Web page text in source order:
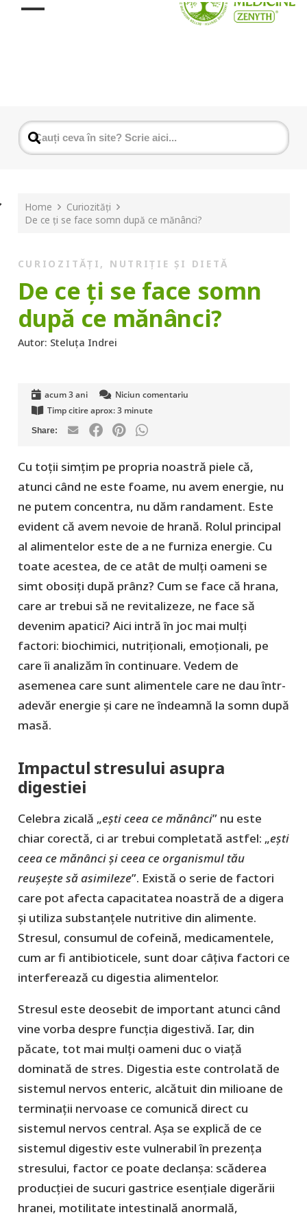
Home
Curiozități
De ce ți se face somn după ce mănânci?
CURIOZITĂȚI , NUTRIȚIE ȘI DIETĂ
De ce ți se face somn
după ce mănânci?
Autor: Steluța Indrei
acum 3 ani
Niciun comentariu
Timp citire aprox: 3 minute
Cu toții simțim pe propria noastră piele că,
atunci când ne este foame, nu avem energie, nu
ne putem concentra, nu dăm randament. Este
evident că avem nevoie de hrană. Rolul principal
al alimentelor este de a ne furniza energie. Cu
toate acestea, de ce atât de mulți oameni se
simt obosiți după prânz? Cum se face că hrana,
care ar trebui să ne revitalizeze, ne face să
devenim apatici? Aici intră în joc mai mulți
factori: biochimici, nutriționali, emoționali, pe
care îi analizăm în continuare. Vedem de
asemenea care sunt alimentele care ne dau într-
adevăr energie și care ne îndeamnă la somn după
masă.
Impactul stresului asupra
digestiei
Celebra zicală „ești ceea ce mănânci” nu este
chiar corectă, ci ar trebui completată astfel: „ești
ceea ce mănânci și ceea ce organismul tău
reușește să asimileze”. Există o serie de factori
care pot afecta capacitatea noastră de a digera
și utiliza substanțele nutritive din alimente.
Stresul, consumul de cofeină, medicamentele,
cum ar fi antibioticele, sunt doar câțiva factori ce
interferează cu digestia alimentelor.
Stresul este deosebit de important atunci când
vine vorba despre funcția digestivă. Iar, din
păcate, tot mai mulți oameni duc o viață
dominată de stres. Digestia este controlată de
sistemul nervos enteric, alcătuit din milioane de
terminații nervoase ce comunică direct cu
sistemul nervos central. Așa se explică de ce
sistemul digestiv este vulnerabil în prezența
stresului, factor ce poate declanșa: scăderea
producției de sucuri gastrice esențiale digerării
hranei, motilitate intestinală anormală,